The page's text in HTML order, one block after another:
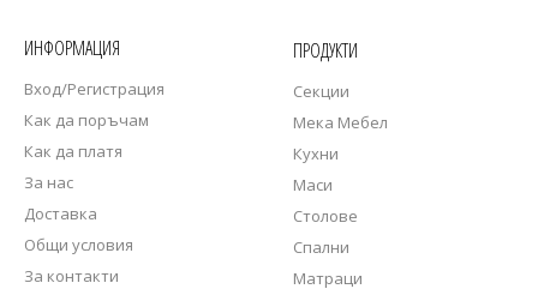
ИНФОРМАЦИЯ
Вход/Регистрация
Как да поръчам
Как да платя
За нас
Доставка
Общи условия
За контакти
ПРОДУКТИ
Секции
Мека Мебел
Кухни
Маси
Столове
Спални
Матраци